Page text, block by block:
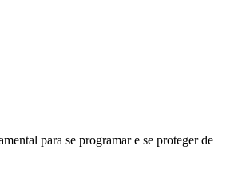
para se programar e se proteger de